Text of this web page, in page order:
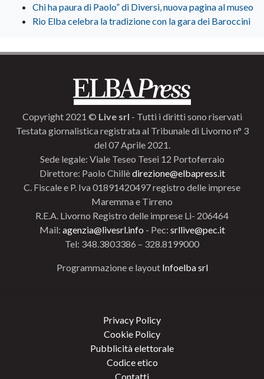
Chi ha paura di Paolo” di Diversi, nuova pagina al museo
Rio Elba celebra la tradizione con la gara dei Baroccini
Copyright 2021 © Live srl - Tutti i diritti sono riservati
Testata giornalistica registrata al Tribunale di Livorno n° 3
del 07 Aprile 2021.
Sede legale: Viale Teseo Tesei 12 Portoferraio
Direttore: Paolo Chillèdirezione@elbapress.it
C. Fiscale e P. Iva 01891420497 registro delle imprese
Maremma e Tirreno
R.E.A. Livorno Registro delle imprese Li- 206464
Mail: agenzia@livesrl.info - Pec: srllive@pec.it
Tel: 348.3803386 – 328.8199000
Programmazione e layout Infoelba srl
Privacy Policy
Cookie Policy
Pubblicità elettorale
Codice etico
Contatti